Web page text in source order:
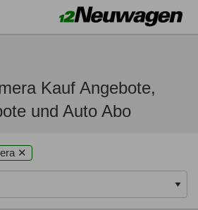
Kauf Angebote,
und Auto Abo
✕